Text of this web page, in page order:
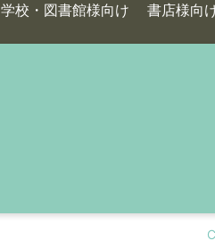
学校・図書館様向け 書店様向